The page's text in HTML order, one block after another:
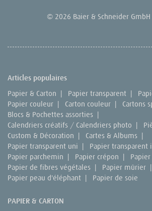
© 2026 Baier & Schneider GmbH
Articles populaires
Papier & Carton | Papier transparent |
Papier couleur | Carton couleur | Cartons
Blocs & Pochettes assorties |
Calendriers créatifs / Calendriers photo |
Custom & Décoration | Cartes & Albums |
Papier transparent uni | Papier transparent
Papier parchemin | Papier crépon |
Papier de fibres végétales | Papier mûrier |
Papier peau d'éléphant | Papier de soie
PAPIER & CARTON